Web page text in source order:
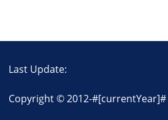
Last Update:
Copyright © 2012-#[currentYear]#